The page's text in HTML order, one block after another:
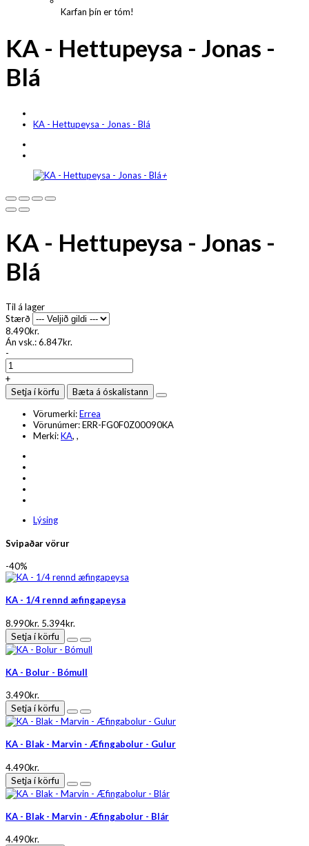
Karfan þín er tóm!
KA - Hettupeysa - Jonas -
Blá
KA - Hettupeysa - Jonas - Blá
+
KA - Hettupeysa - Jonas -
Blá
Til á lager
Stærð
8.490kr.
Án vsk.:6.847kr.
-
+
Setja í körfu
Bæta á óskalistann
Vörumerki:Errea
Vörunúmer:ERR-FG0F0Z00090KA
Merki:KA, ,
Lýsing
Svipaðar vörur
-40%
KA - 1/4 rennd æfingapeysa
8.990kr. 5.394kr.
Setja í körfu
KA - Bolur - Bómull
3.490kr.
Setja í körfu
KA - Blak - Marvin - Æfingabolur - Gulur
4.490kr.
Setja í körfu
KA - Blak - Marvin - Æfingabolur - Blár
4.490kr.